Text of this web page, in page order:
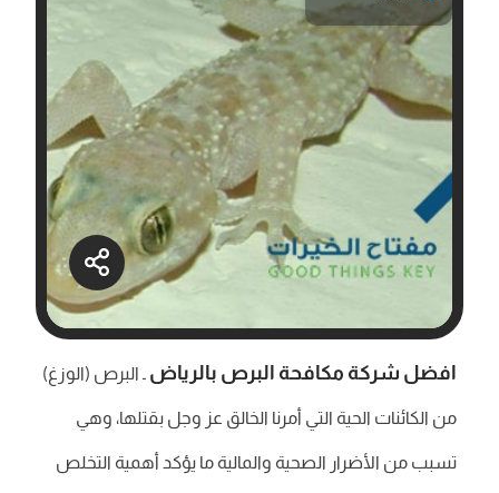
افضل شركة مكافحة البرص بالرياض ـ البرص (الوزغ)
من الكائنات الحية التي أمرنا الخالق عز وجل بقتلها، وهي
تسبب من الأضرار الصحية والمالية ما يؤكد أهمية التخلص